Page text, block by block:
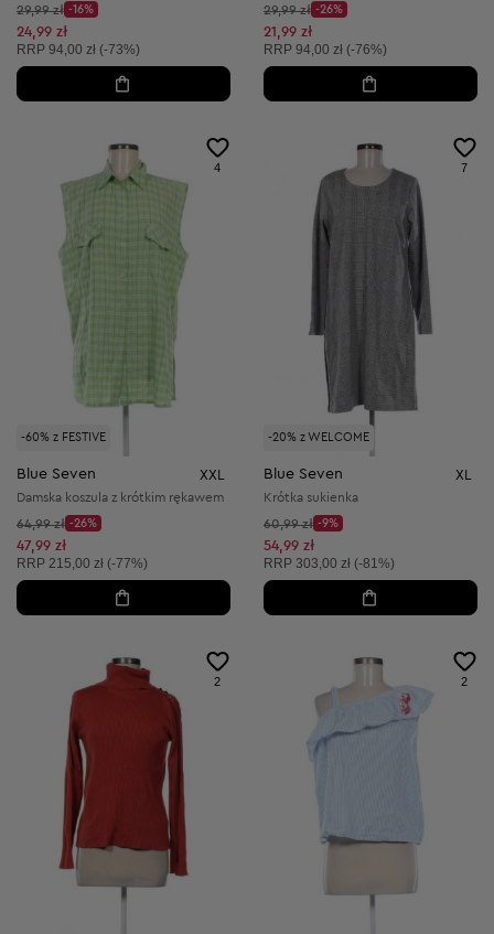
Cena początkowa:
29,99 zł
Discount Price:
-16%
Obniżona cena:
24,99 zł
Cena sugerowana:
RRP 94,00 zł (-73%)
Cena początkowa:
29,99 zł
Discount Price:
-26%
Obniżona cena:
21,99 zł
Cena sugerowana:
RRP 94,00 zł (-76%)
-60% z FESTIVE
4
Blue Seven XXL
Damska koszula z krótkim rękawem
Cena początkowa:
64,99 zł
Discount Price:
-26%
Obniżona cena:
47,99 zł
Cena sugerowana:
RRP 215,00 zł (-77%)
-20% z WELCOME
7
Blue Seven XL
Krótka sukienka
Cena początkowa:
60,99 zł
Discount Price:
-9%
Obniżona cena:
54,99 zł
Cena sugerowana:
RRP 303,00 zł (-81%)
2 2